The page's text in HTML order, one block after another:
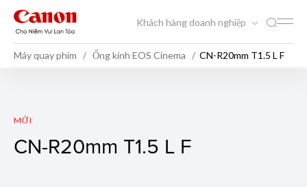
Khách hàng doanh nghiệp
Máy quay phim Ống kính EOS Cinema CN-R20mm T1.5 L F
CN-R20mm T1.5 L F
MỚI
CN-R20mm T1.5 L F